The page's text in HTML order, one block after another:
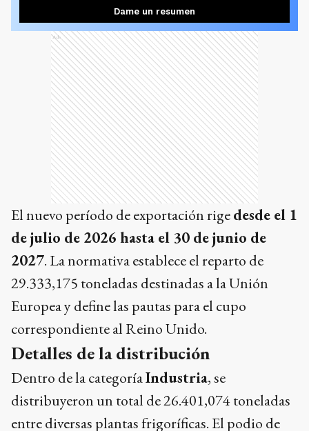
Dame un resumen
Ads
El nuevo período de exportación rigedesde el 1
de julio de 2026 hasta el 30 de junio de
2027. La normativa establece el reparto de
29.333,175 toneladas destinadas a la Unión
Europea y define las pautas para el cupo
correspondiente al Reino Unido.
Detalles de la distribución
Dentro de la categoríaIndustria, se
distribuyeron un total de 26.401,074 toneladas
entre diversas plantas frigoríficas. El podio de